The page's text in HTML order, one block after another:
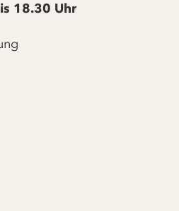
18.30 Uhr